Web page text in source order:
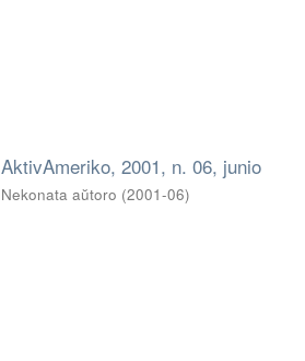
AktivAmeriko, 2001, n. 06, junio
Nekonata aŭtoro (2001-06)